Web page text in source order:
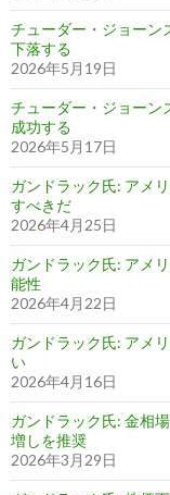
チューダー・ジョーン
下落する
2026年5月19日
チューダー・ジョーン
成功する
2026年5月17日
ガンドラック氏: アメ
すべきだ
2026年4月25日
ガンドラック氏: アメ
能性
2026年4月22日
ガンドラック氏: アメ
い
2026年4月16日
ガンドラック氏: 金相
増しを推奨
2026年3月29日